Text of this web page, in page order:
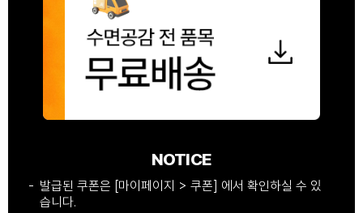
NOTICE
발급된 쿠폰은 [마이페이지 > 쿠폰] 에서 확인하실 수 있
습니다.